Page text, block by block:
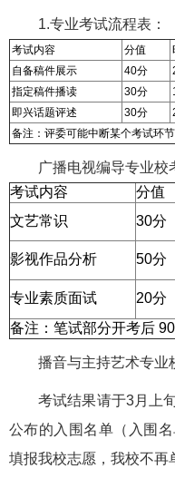
1.专业考试流程表：
考试内容 分值
自备稿件展示
40分
指定稿件播读
30分
即兴话题评述
30分
备注：评委可能中断某个考试环
广播电视编导专业校
考试内容
分值
文艺常识
30分
影视作品分析 50分
专业素质面试 20分
备注：笔试部分开考后 90
播音与主持艺术专业
考试结果请于3月上
公布的入围名单（入围名
填报我校志愿，我校不再